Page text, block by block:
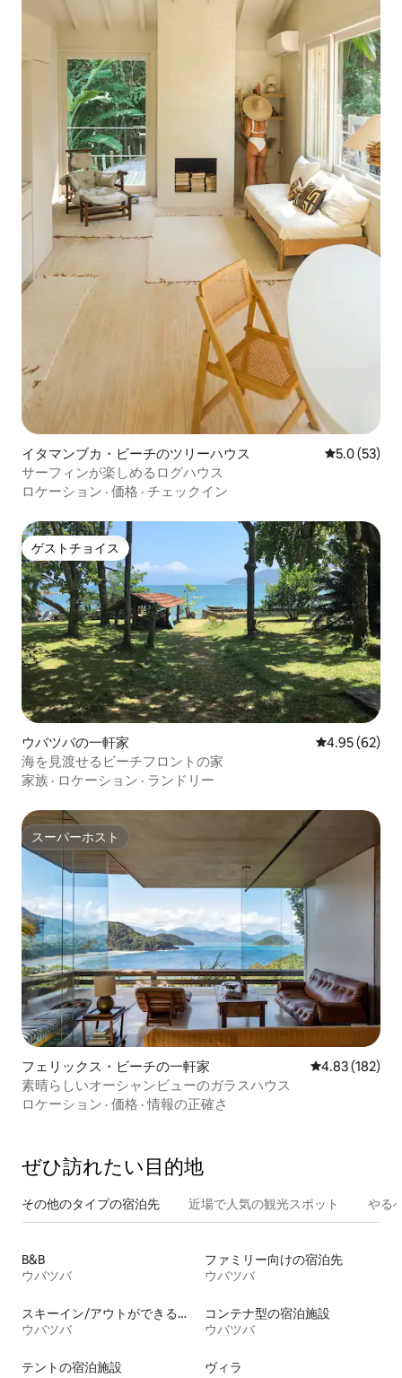
イタマンブカ・ビーチのツリーハウス レビュー53
5.0 (53)
サーフィンが楽しめるログハウス
ロケーション · 価格 · チェックイン
ゲストチョイス
ゲストチョイス
ウバツバの一軒家 レビュー62
4.95 (62)
海を見渡せるビーチフロントの家
家族 · ロケーション · ランドリー
スーパーホスト
スーパーホスト
フェリックス・ビーチの一軒家 レビュー182
4.83 (182)
素晴らしいオーシャンビューのガラスハウス
ロケーション · 価格 ·情報の正確さ
ぜひ訪⁠れ⁠た⁠い目⁠的⁠地
その他のタ⁠イ⁠プ⁠の宿⁠泊⁠先 近場で人気の観光スポット やる
B&B
ウバツバ
ファミリー向けの宿泊先
ウバツバ
スキーイン/アウトができる宿泊先
ウバツバ
コンテナ型の宿泊施設
ウバツバ
テントの宿泊施設
ヴィラ